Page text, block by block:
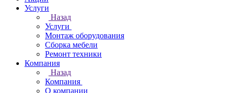
Услуги
Назад
Услуги
Монтаж оборудования
Сборка мебели
Ремонт техники
Компания
Назад
Компания
О компании